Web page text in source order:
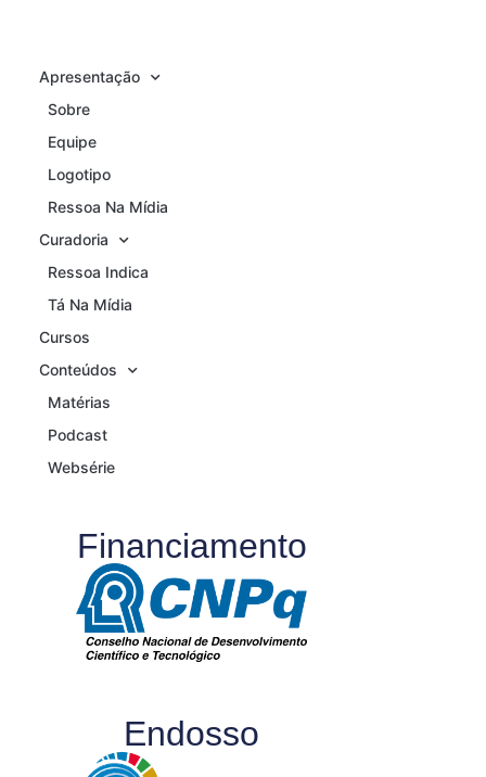
Apresentação
Sobre
Equipe
Logotipo
Ressoa Na Mídia
Curadoria
Ressoa Indica
Tá Na Mídia
Cursos
Conteúdos
Matérias
Podcast
Websérie
Financiamento
Endosso